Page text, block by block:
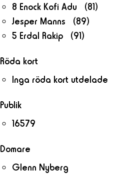
8 Enock Kofi Adu (81)
Jesper Manns (89)
5 Erdal Rakip (91)
Röda kort
Inga röda kort utdelade
Publik
16579
Domare
Glenn Nyberg